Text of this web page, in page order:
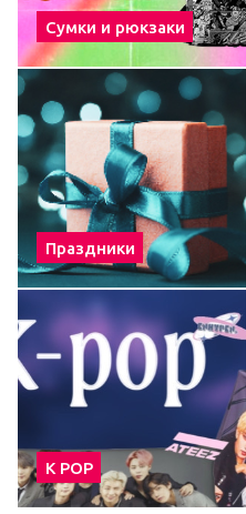
Сумки и рюкзаки
Праздники
К POP